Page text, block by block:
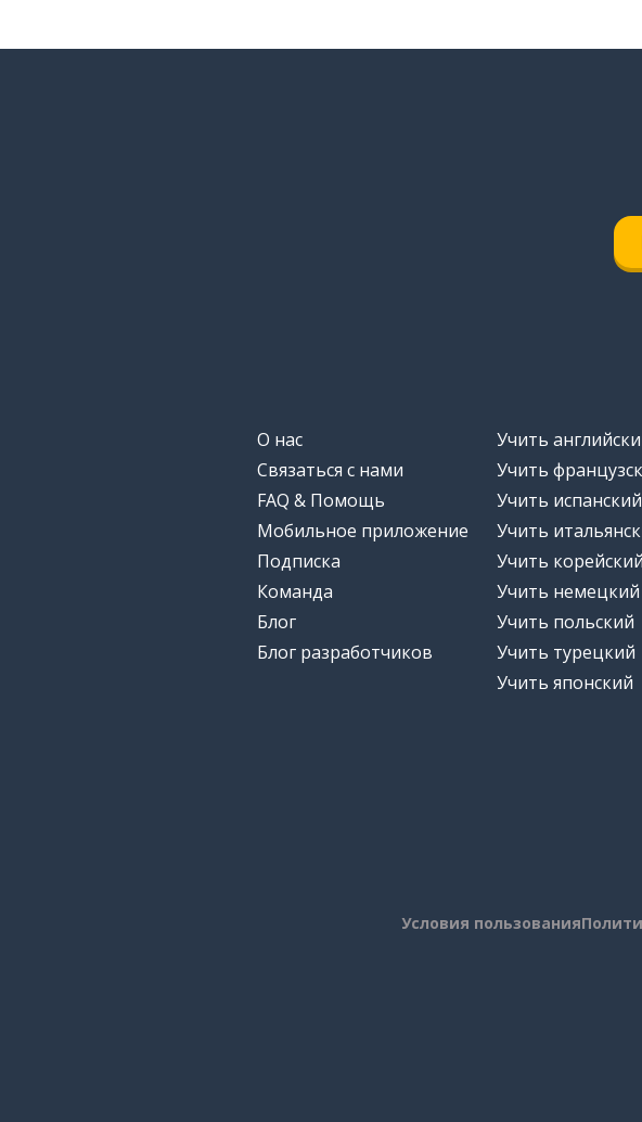
О нас
Связаться с нами
FAQ & Помощь
Мобильное приложение
Подписка
Команда
Блог
Блог разработчиков
Учить
Учить
Учить испанский
Учить
Учить корейский
Учить немецкий
Учить польский
Учить турецкий
Учить японский
Условия пользования